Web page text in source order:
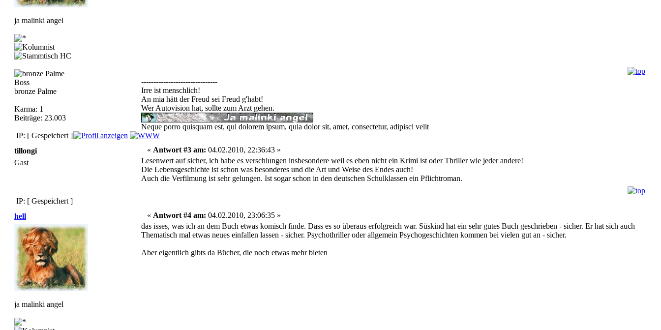
ja malinki angel
Boss
bronze Palme
Karma: 1
Beiträge: 23.003
-------------------------------
Irre ist menschlich!
An mia hätt der Freud sei Freud g'habt!
Wer Autovision hat, sollte zum Arzt gehen.
Neque porro quisquam est, qui dolorem ipsum, quia dolor sit, amet, consectetur, adipisci velit
IP: [ Gespeichert ]
tillongi
Gast
« Antwort #3 am: 04.02.2010, 22:36:43 »
Lesenwert auf sicher, ich habe es verschlungen insbesondere weil es eben nicht ein Krimi ist oder Thriller wie jeder andere!
Die Lebensgeschichte ist schon was besonderes und die Art und Weise des Endes auch!
Auch die Verfilmung ist sehr gelungen. Ist sogar schon in den deutschen Schulklassen ein Pflichtroman.
IP: [ Gespeichert ]
hell
ja malinki angel
« Antwort #4 am: 04.02.2010, 23:06:35 »
das isses, was ich an dem Buch etwas komisch finde. Dass es so überaus erfolgreich war. Süskind hat ein sehr gutes Buch geschrieben - sicher. Er hat sich auch
Thematisch mal etwas neues einfallen lassen - sicher. Psychothriller oder allgemein Psychogeschichten kommen bei vielen gut an - sicher.
Aber eigentlich gibts da Bücher, die noch etwas mehr bieten